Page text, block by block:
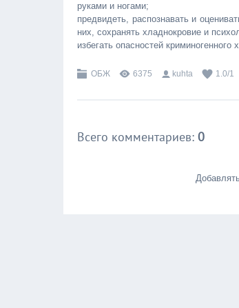
руками и ногами;
предвидеть, распознавать и
них, сохранять хладнокровие и
избегать опасностей
ОБЖ 6375 kuhta 1.0/1
Всего комментариев: 0